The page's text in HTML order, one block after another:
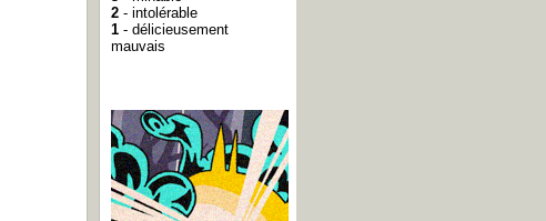
2 - intolérable
1 - délicieusement
mauvais